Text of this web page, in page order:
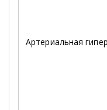
Артериальная